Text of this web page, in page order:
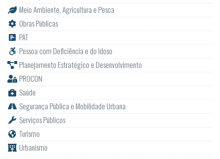
Meio Ambiente, Agricultura e Pesca
Obras Públicas
PAT
Pessoa com Deficiência e do Idoso
Planejamento Estratégico e Desenvolvimento
PROCON
Saúde
Segurança Pública e Mobilidade Urbana
Serviços Públicos
Turismo
Urbanismo